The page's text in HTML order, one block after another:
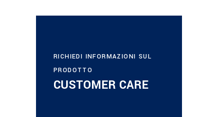
RICHIEDI INFORMAZIONI SUL
PRODOTTO
CUSTOMER CARE